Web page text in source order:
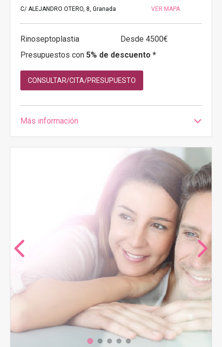
C/ ALEJANDRO OTERO, 8, Granada VER MAPA
Rinoseptoplastia
Desde 4500€
Presupuestos con 5% de descuento *
CONSULTAR/CITA/PRESUPUESTO
Más información